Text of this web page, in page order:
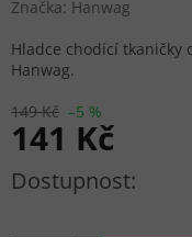
Značka: Hanwag
149 Kč –5 %
141 Kč
Měrná cena:
Hladce chodící tkaničky
Hanwag.